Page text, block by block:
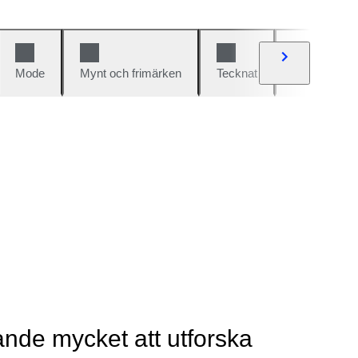
Mode Mynt och frimärken Tecknat
mycket att utforska